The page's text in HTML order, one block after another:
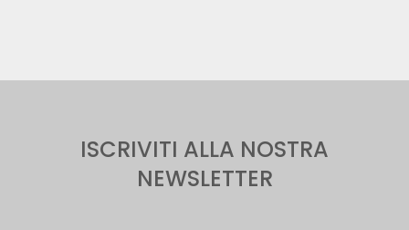
ISCRIVITI ALLA NOSTRA
NEWSLETTER